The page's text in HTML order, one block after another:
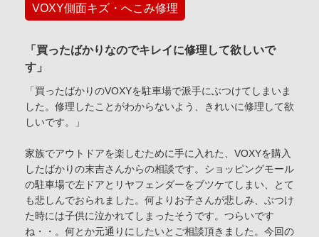
VOXY側面キズ・へこみ修理
「買ったばかりなのでキレイに修理して欲しいで
す」
「買ったばかりのVOXYを駐車場で派手にぶつけてしまいま
した。修理したことがわからないよう、きれいに修理して欲
しいです。」
家族でアウトドアを楽しむために手に入れた、VOXYを購入
したばかりの末吉さんからの相談です。ショッピングモール
の駐車場で左ドアとリヤフェンダーをブツケてしまい、とて
も悲しんでおられました。何よりお子さんが悲しみ、ぶつけ
た時には子供に泣かれてしまったそうです。つらいです
ね・・。何とか元通りにしたいとご相談頂きました。今回の